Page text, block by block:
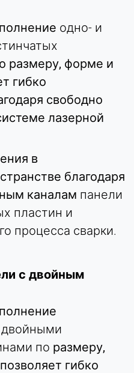
одно- и
размеру, форме и
гибко
свободно
лазерной
в
благодаря
каналам панели
пластин и
процесса сварки.
с двойным
двойными
по размеру,
гибко